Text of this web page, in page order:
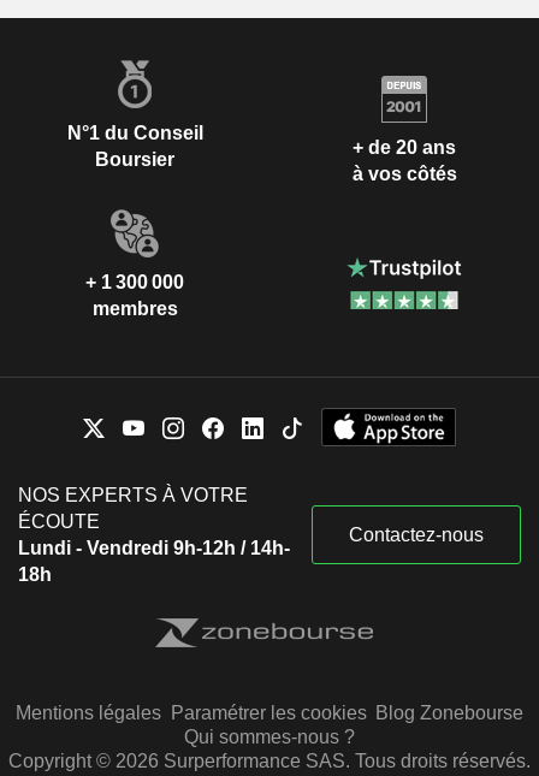
N°1 du Conseil
Boursier
+ de 20 ans
à vos côtés
+ 1 300 000
membres
NOS EXPERTS À VOTRE
ÉCOUTE
Lundi - Vendredi 9h-12h / 14h-
18h
Contactez-nous
Mentions légales Paramétrer les cookies Blog Zonebourse
Qui sommes-nous ?
Copyright © 2026 Surperformance SAS. Tous droits réservés.